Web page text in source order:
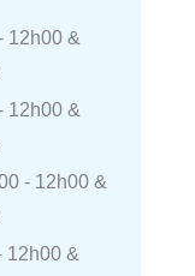
12h00 &
12h00 &
- 12h00 &
12h00 &